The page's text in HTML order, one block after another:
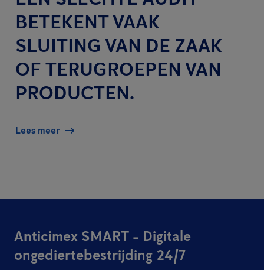
BETEKENT VAAK
SLUITING VAN DE ZAAK
OF TERUGROEPEN VAN
PRODUCTEN.
Lees meer
Anticimex SMART - Digitale
ongediertebestrijding 24/7